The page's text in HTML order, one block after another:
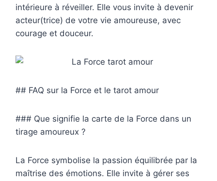
intérieure à réveiller. Elle vous invite à devenir
acteur(trice) de votre vie amoureuse, avec
courage et douceur.
## FAQ sur la Force et le tarot amour
### Que signifie la carte de la Force dans un
tirage amoureux ?
La Force symbolise la passion équilibrée par la
maîtrise des émotions. Elle invite à gérer ses